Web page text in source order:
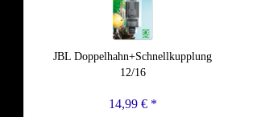
JBL Doppelhahn+Schnellkupplung
12/16
14,99 € *